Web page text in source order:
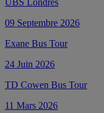
UBS Londres
09 Septembre 2026
Exane Bus Tour
24 Juin 2026
TD Cowen Bus Tour
11 Mars 2026